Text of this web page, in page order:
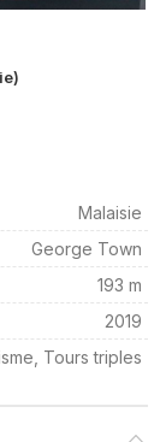
Malaisie
George Town
193 m
2019
Tours triples